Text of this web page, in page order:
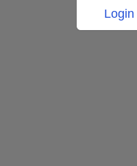
Login